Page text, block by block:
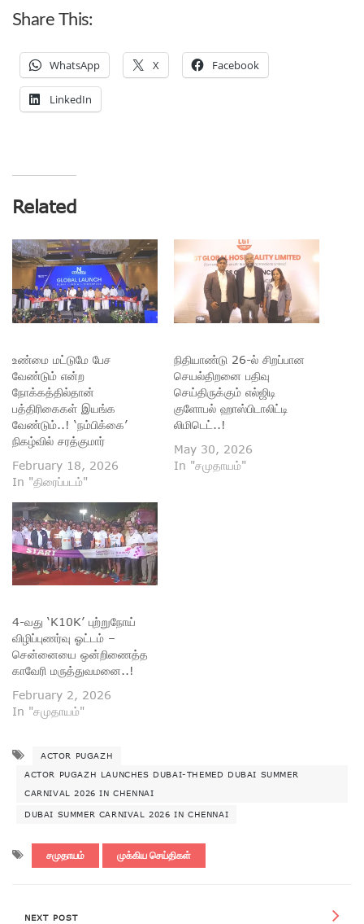
Share This:
WhatsApp X Facebook
LinkedIn
Related
உண்மை மட்டுமே பேச
வேண்டும் என்ற
நோக்கத்தில்தான்
பத்திரிகைகள் இயங்க
வேண்டும்..! ‘நம்பிக்கை’
நிகழ்வில் சரத்குமார்
February 18, 2026
In "திரைப்படம்"
நிதியாண்டு 26-ல் சிறப்பான
செயல்திறனை பதிவு
செய்திருக்கும் எல்ஜிடி
குளோபல் ஹாஸ்பிடாலிட்டி
லிமிடெட்..!
May 30, 2026
In "சமுதாயம்"
4-வது ‘K10K’ புற்றுநோய்
விழிப்புணர்வு ஓட்டம் –
சென்னையை ஒன்றிணைத்த
காவேரி மருத்துவமனை..!
February 2, 2026
In "சமுதாயம்"
ACTOR PUGAZH
ACTOR PUGAZH LAUNCHES DUBAI-THEMED DUBAI SUMMER
CARNIVAL 2026 IN CHENNAI
DUBAI SUMMER CARNIVAL 2026 IN CHENNAI
சமுதாயம் முக்கிய செய்திகள்
NEXT POST